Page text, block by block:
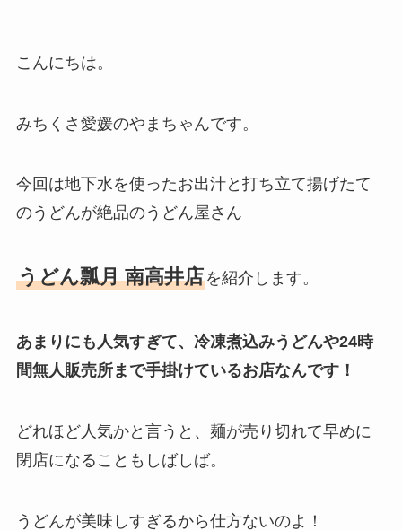
こんにちは。
みちくさ愛媛のやまちゃんです。
今回は地下水を使ったお出汁と打ち立て揚げたて
のうどんが絶品のうどん屋さん
うどん瓢月 南高井店を紹介します。
あまりにも人気すぎて、冷凍煮込みうどんや24時
間無人販売所まで手掛けているお店なんです！
どれほど人気かと言うと、麺が売り切れて早めに
閉店になることもしばしば。
うどんが美味しすぎるから仕方ないのよ！